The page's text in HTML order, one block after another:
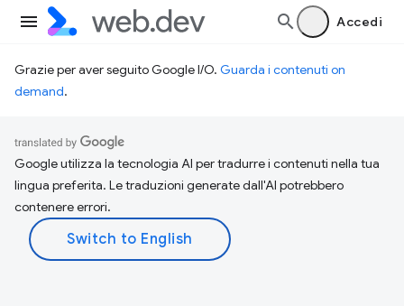
Accedi
Grazie per aver seguito Google I/O. Guarda i contenuti on
demand.
Google utilizza la tecnologia AI per tradurre i contenuti nella tua
lingua preferita. Le traduzioni generate dall'AI potrebbero
contenere errori.